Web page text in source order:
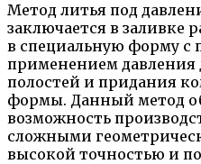
Метод литья под
заключается в заливке
в специальную форму с
применением давления
полостей и придания
формы. Данный метод
возможность
сложными
высокой точностью и